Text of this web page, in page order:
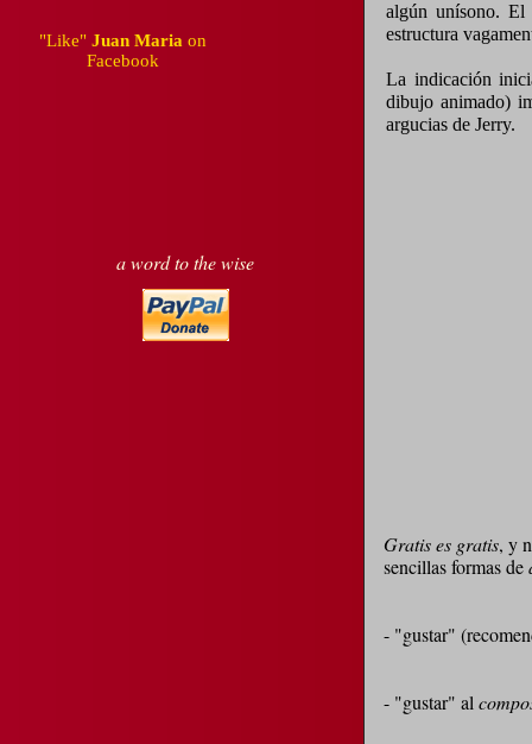
a word to the wise
Gratis es gratis, y
sencillas formas de
- "gustar"
- "gustar" al
"Like" Juan Maria on
Facebook
algún unísono. El
estructura
La indicación
dibujo animado)
argucias de Jerry.